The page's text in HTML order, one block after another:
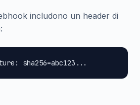
includono un header di
sha256=abc123...